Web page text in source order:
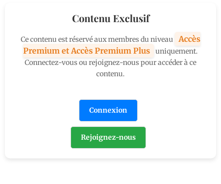
Contenu Exclusif
Ce contenu est réservé aux membres du niveau
Accès
Premium et Accès Premium Plus
uniquement.
Connectez-vous ou rejoignez-nous pour accéder à ce
contenu.
Connexion
Rejoignez-nous